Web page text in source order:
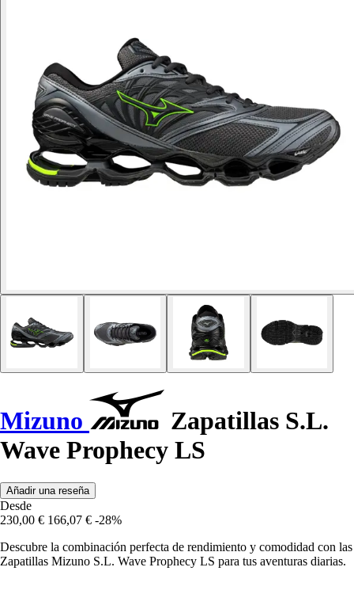
Mizuno
Zapatillas S.L.
Wave Prophecy LS
Añadir una reseña
Desde
230,00 € 166,07 € -28%
Descubre la combinación perfecta de rendimiento y comodidad con las
Zapatillas Mizuno S.L. Wave Prophecy LS para tus aventuras diarias.